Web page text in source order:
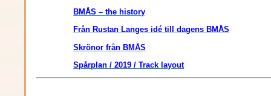
BMÅS – the history
Från Rustan Langes idé till dagens BMÅS
Skrönor från BMÅS
Spårplan / 2019 / Track layout